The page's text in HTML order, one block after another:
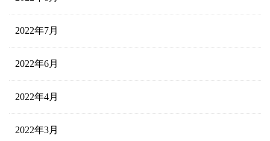
2022年7月
2022年6月
2022年4月
2022年3月